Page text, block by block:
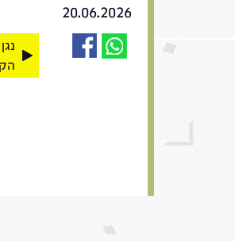
20.06.2026